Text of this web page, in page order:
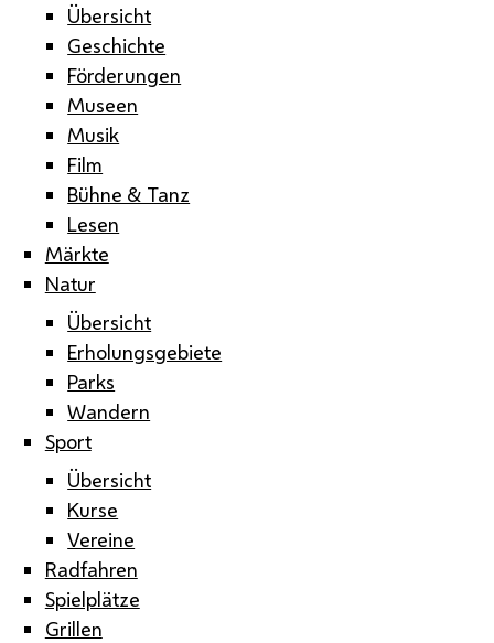
Übersicht
Geschichte
Förderungen
Museen
Musik
Film
Bühne & Tanz
Lesen
Märkte
Natur
Übersicht
Erholungsgebiete
Parks
Wandern
Sport
Übersicht
Kurse
Vereine
Radfahren
Spielplätze
Grillen